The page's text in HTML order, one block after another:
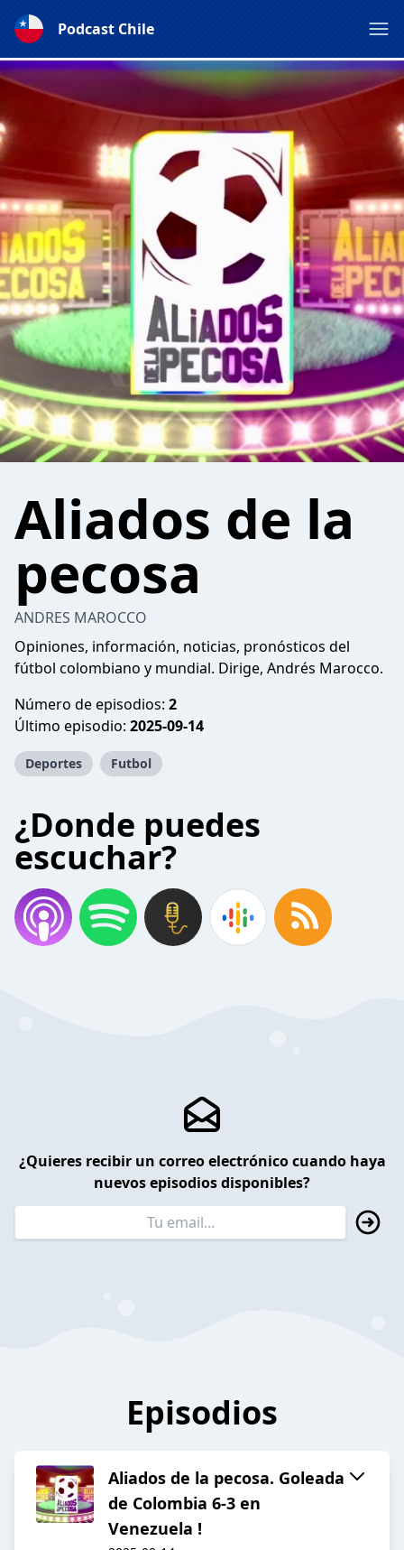
Podcast Chile
Aliados de la
pecosa
ANDRES MAROCCO
Opiniones, información, noticias, pronósticos del
fútbol colombiano y mundial. Dirige, Andrés Marocco.
Número de episodios: 2
Último episodio: 2025-09-14
Deportes Futbol
¿Donde puedes
escuchar?
¿Quieres recibir un correo electrónico cuando haya
nuevos episodios disponibles?
Episodios
Aliados de la pecosa. Goleada
de Colombia 6-3 en
Venezuela !